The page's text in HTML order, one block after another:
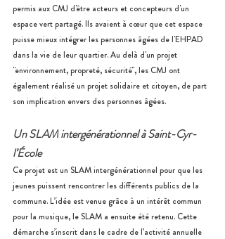
permis aux CMJ d'être acteurs et concepteurs d'un
espace vert partagé. Ils avaient à cœur que cet espace
puisse mieux intégrer les personnes âgées de l'EHPAD
dans la vie de leur quartier. Au delà d'un projet
"environnement, propreté, sécurité", les CMJ ont
également réalisé un projet solidaire et citoyen, de part
son implication envers des personnes âgées.
Un SLAM intergénérationnel à Saint-Cyr-
l’École
Ce projet est un SLAM intergénérationnel pour que les
jeunes puissent rencontrer les différents publics de la
commune. L’idée est venue grâce à un intérêt commun
pour la musique, le SLAM a ensuite été retenu. Cette
démarche s’inscrit dans le cadre de l’activité annuelle